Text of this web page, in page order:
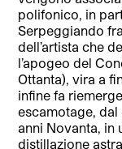
polifonico, in
Serpeggiando
dell’artista che
l’apogeo del
Ottanta), vira a
infine fa
escamotage,
anni Novanta, in
distillazione